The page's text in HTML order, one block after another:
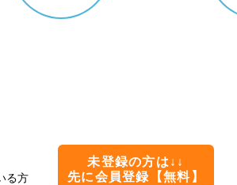
る方
未登録の方は↓↓
先に会員登録【無料】